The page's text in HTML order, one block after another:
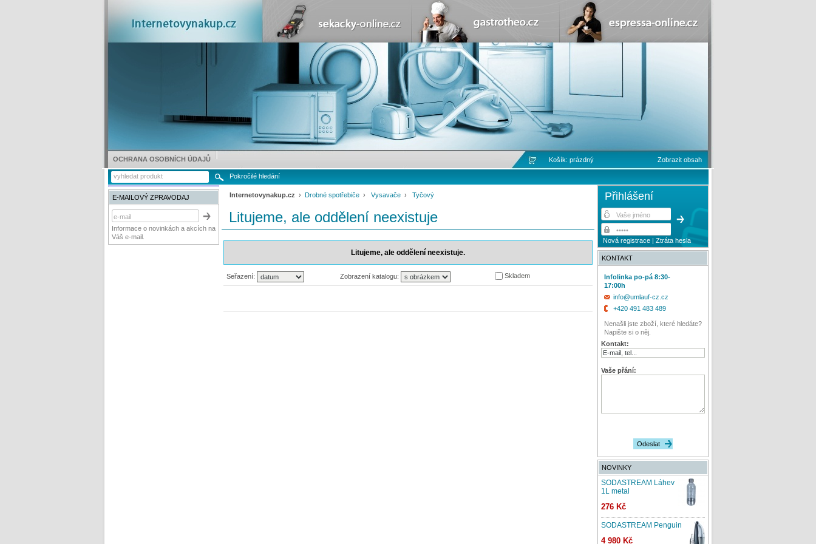
Internetovynakup.cz › Drobné spotřebiče › Vysavače › Tyčový
Litujeme, ale oddělení neexistuje
Litujeme, ale oddělení neexistuje.
Seřazení: Zobrazení katalogu: Skladem
E-MAILOVÝ ZPRAVODAJ
Informace o novinkách a akcích na
Váš e-mail.
Přihlášení
Nová registrace | Ztráta hesla
KONTAKT
Infolinka po-pá 8:30-
17:00h
info@umlauf-cz.cz
+420 491 483 489
Nenašli jste zboží, které hledáte?
Napište si o něj.
Kontakt:
Vaše přání:
NOVINKY
SODASTREAM Láhev
1L metal
276 Kč
SODASTREAM Penguin
4 980 Kč
Pokročilé hledání
Košík: prázdný Zobrazit obsah
OCHRANA OSOBNÍCH ÚDAJŮ